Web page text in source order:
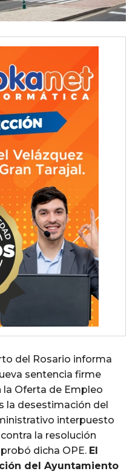
del Rosario informa
sentencia firme
la Oferta de Empleo
la desestimación del
interpuesto
la resolución
dicha OPE. El
del Ayuntamiento